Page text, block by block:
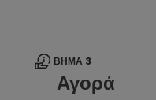
ΒΉΜΑ 3
Αγορά